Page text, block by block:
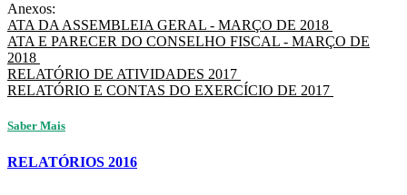
Anexos:
ATA DA ASSEMBLEIA GERAL - MARÇO DE 2018
ATA E PARECER DO CONSELHO FISCAL - MARÇO DE
2018
RELATÓRIO DE ATIVIDADES 2017
RELATÓRIO E CONTAS DO EXERCÍCIO DE 2017
Saber Mais
RELATÓRIOS 2016